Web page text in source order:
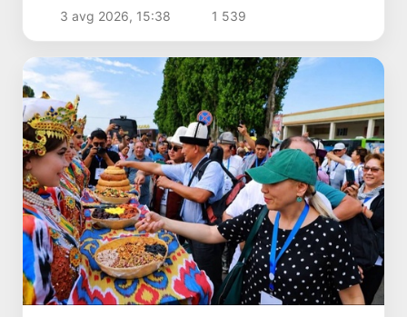
3 avg 2026, 15:38 1 539